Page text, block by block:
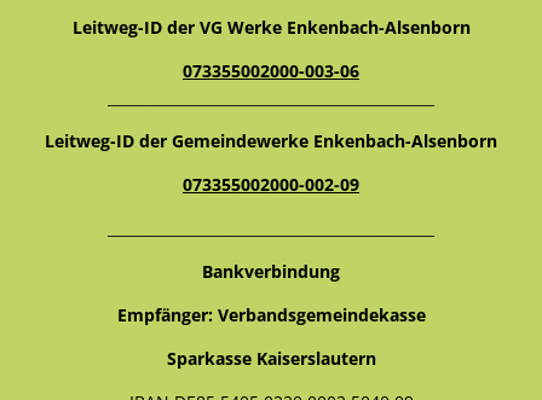
Leitweg-ID der VG Werke Enkenbach-Alsenborn
073355002000-003-06
Leitweg-ID der Gemeindewerke Enkenbach-Alsenborn
073355002000-002-09
Bankverbindung
Empfänger: Verbandsgemeindekasse
Sparkasse Kaiserslautern